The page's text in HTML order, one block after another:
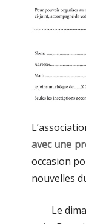
avec une
occasion
nouvelles
Le